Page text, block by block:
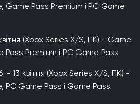
Pass Premium і PC Game
(Xbox Series X/S, ПК) - Game
Premium і PC Game Pass
13 квітня (Xbox Series X/S, ПК) -
Game Pass і Game Pass